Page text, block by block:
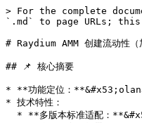
> For the complete
`.md` to page URLs;
# Raydium AMM 创建流动性（
## 📌 核心摘要
* **功能定位：**&#x53;olana
* 技术特性：